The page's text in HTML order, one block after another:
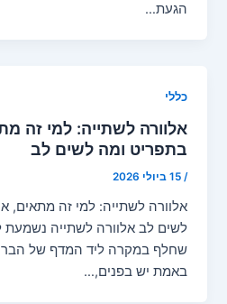
הגעת…
כללי
אלוורה לשתייה: למי זה
בתפריט ומה לשים לב
/15 ביולי 2026
אלוורה לשתייה: למי זה מתאים,
לשים לב אלוורה לשתייה נשמעת
שחלף במקרה ליד המדף של
באמת יש בפנים,…